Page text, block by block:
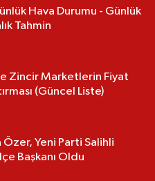
Hava Durumu - Günlük
Tahmin
Zincir Marketlerin Fiyat
(Güncel Liste)
Yeni Parti Salihli
Başkanı Oldu